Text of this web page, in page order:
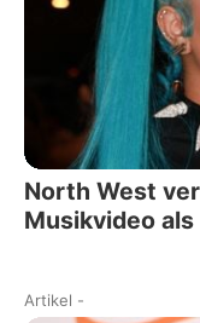
North West
Musikvideo als
Artikel -